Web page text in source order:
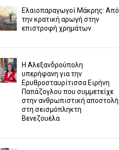
Ελαιοπαραγωγοί Μάκρης: Από
την κρατική αρωγή στην
επιστροφή χρημάτων
Η Αλεξανδρούπολη
υπερήφανη για την
Ερυθροσταυρίτισσα Ειρήνη
Παπάζογλου που συμμετείχε
στην ανθρωπιστική αποστολή
στη σεισμόπληκτη
Βενεζουέλα